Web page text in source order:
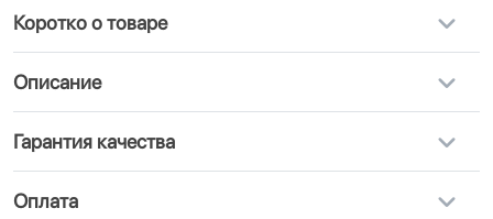
Коротко о товаре
Описание
Гарантия качества
Оплата